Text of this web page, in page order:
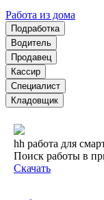
Работа из дома
Подработка
Водитель
Продавец
Кассир
Специалист
Кладовщик
hh работа для
Поиск работы в
Скачать